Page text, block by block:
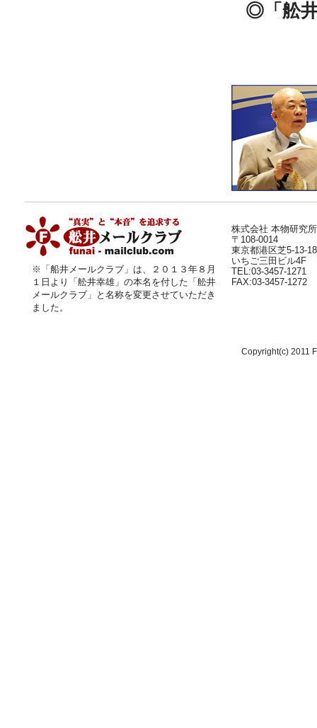
◎「舩
※「船井メールクラブ」は、２０１３年８月
１日より
「舩井幸雄」 の本名を付した「舩井
メールクラブ」と名称を変更させていただき
ました。
株式会社 本物研究所
〒108-0014
東京都港区芝5-13-18
いちご三田ビル4F
TEL:03-3457-1271
FAX:03-3457-1272
Copyright(c) 2011